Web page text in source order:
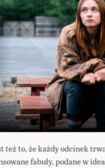
też to, że każdy odcinek
fabuły, podane w